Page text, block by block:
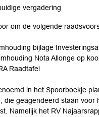
vergadering
om de volgende
bijlage
Nota Allonge op
Raadtafel
in het Spoorboekje
die geagendeerd staan
Namelijk het RV